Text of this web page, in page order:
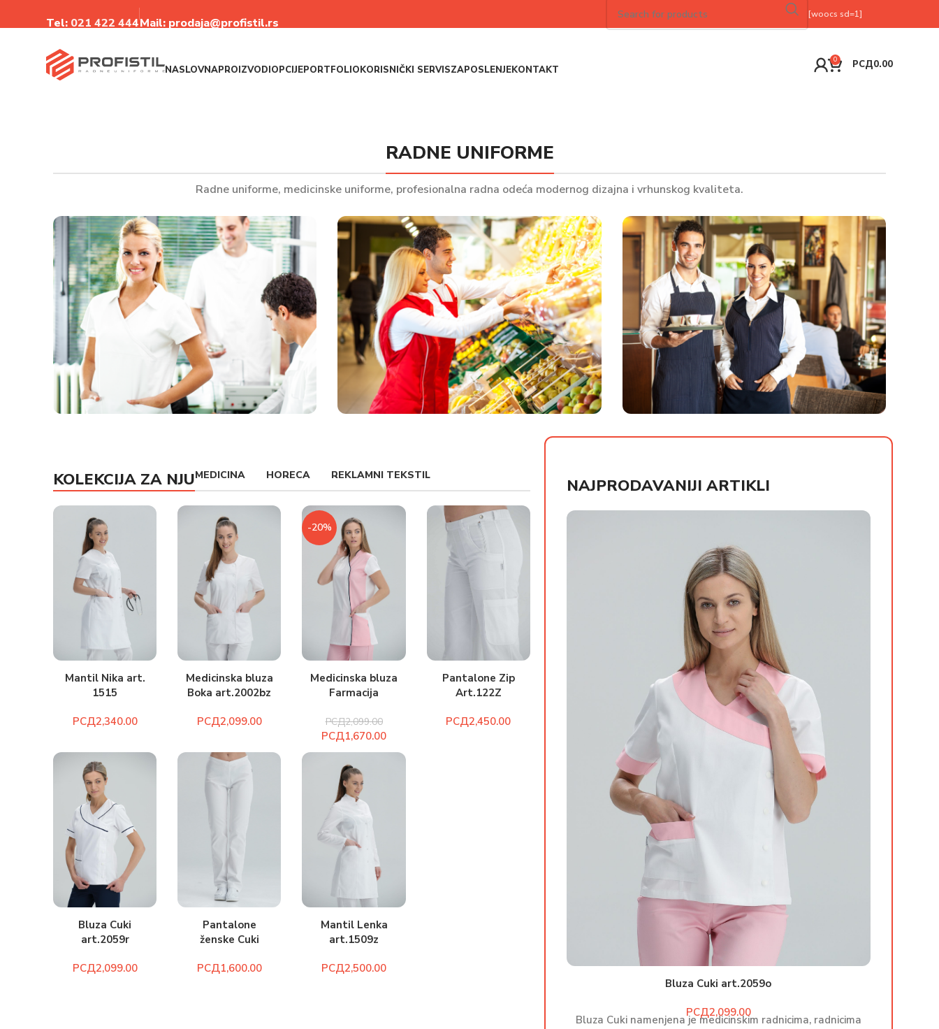
Tel: 021 422 444Mail: prodaja@profistil.rs
[woocs sd=1]
NASLOVNAPROIZVODIOPCIJEPORTFOLIOKORISNIČKI SERVISZAPOSLENJEKONTAKT
0 РСД0.00
RADNE UNIFORME
Radne uniforme, medicinske uniforme, profesionalna radna odeća modernog dizajna i vrhunskog kvaliteta.
KOLEKCIJA ZA NJUMEDICINA HORECA REKLAMNI TEKSTIL
Mantil Nika art.
1515
РСД
Medicinska bluza
Boka art.2002bz
РСД
-20%
Medicinska bluza
Farmacija
РСД2,099.00
РСД1,670.00
Pantalone Zip
Art.122Z
РСД
Bluza Cuki
art.2059r
РСД
Pantalone
ženske Cuki
РСД
Mantil Lenka
art.1509z
РСД
NAJPRODAVANIJI ARTIKLI
Bluza Cuki art.2059o
РСД
Bluza Cuki namenjena je medicinskim radnicima, radnicima